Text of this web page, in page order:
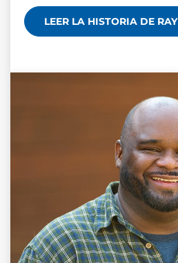
LEER LA HISTORIA DE RAY